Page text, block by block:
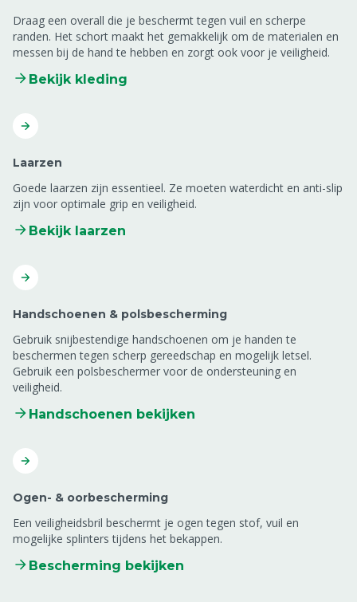
Draag een overall die je beschermt tegen vuil en scherpe
randen. Het schort maakt het gemakkelijk om de materialen en
messen bij de hand te hebben en zorgt ook voor je veiligheid.
Bekijk kleding
Laarzen
Goede laarzen zijn essentieel. Ze moeten waterdicht en anti-slip
zijn voor optimale grip en veiligheid.
Bekijk laarzen
Handschoenen & polsbescherming
Gebruik snijbestendige handschoenen om je handen te
beschermen tegen scherp gereedschap en mogelijk letsel.
Gebruik een polsbeschermer voor de ondersteuning en
veiligheid.
Handschoenen bekijken
Ogen- & oorbescherming
Een veiligheidsbril beschermt je ogen tegen stof, vuil en
mogelijke splinters tijdens het bekappen.
Bescherming bekijken